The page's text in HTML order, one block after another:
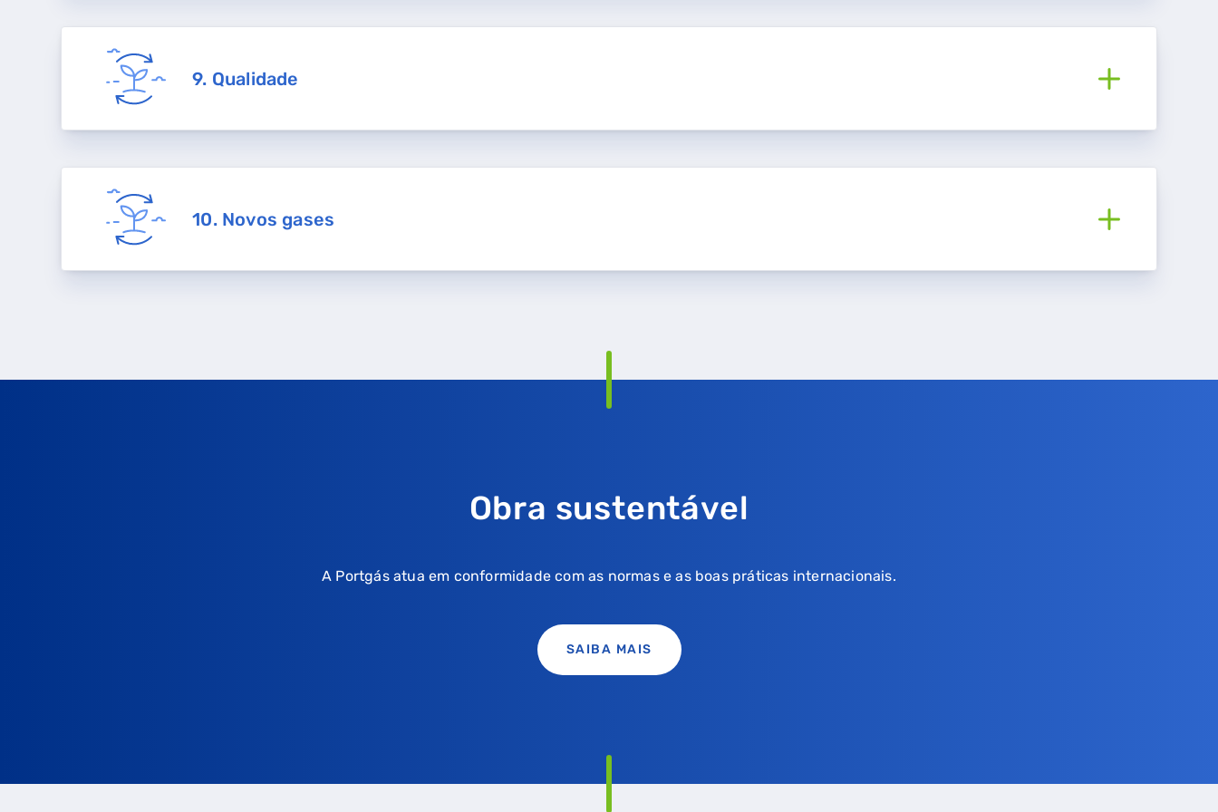
9. Qualidade
10. Novos gases
Obra sustentável
A Portgás atua em conformidade com as normas e as boas práticas internacionais.
SAIBA MAIS